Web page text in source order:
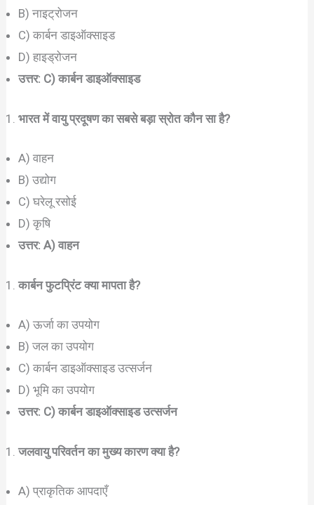
B) नाइट्रोजन
C) कार्बन डाइऑक्साइड
D) हाइड्रोजन
उत्तर: C) कार्बन डाइऑक्साइड
भारत में वायु प्रदूषण का सबसे बड़ा स्रोत कौन सा है?
A) वाहन
B) उद्योग
C) घरेलू रसोई
D) कृषि
उत्तर: A) वाहन
कार्बन फुटप्रिंट क्या मापता है?
A) ऊर्जा का उपयोग
B) जल का उपयोग
C) कार्बन डाइऑक्साइड उत्सर्जन
D) भूमि का उपयोग
उत्तर: C) कार्बन डाइऑक्साइड उत्सर्जन
जलवायु परिवर्तन का मुख्य कारण क्या है?
A) प्राकृतिक आपदाएँ